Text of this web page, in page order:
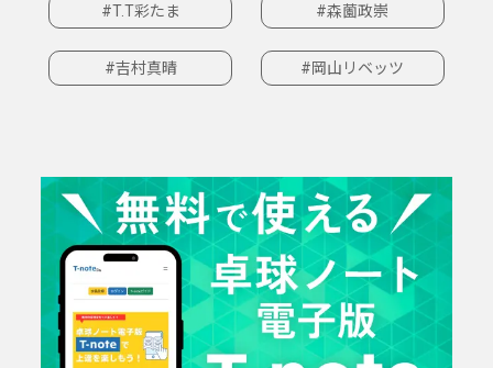
#T.T彩たま #森薗政崇
#吉村真晴 #岡山リベッツ